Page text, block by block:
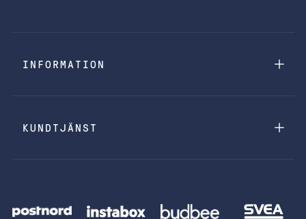
INFORMATION
KUNDTJÄNST